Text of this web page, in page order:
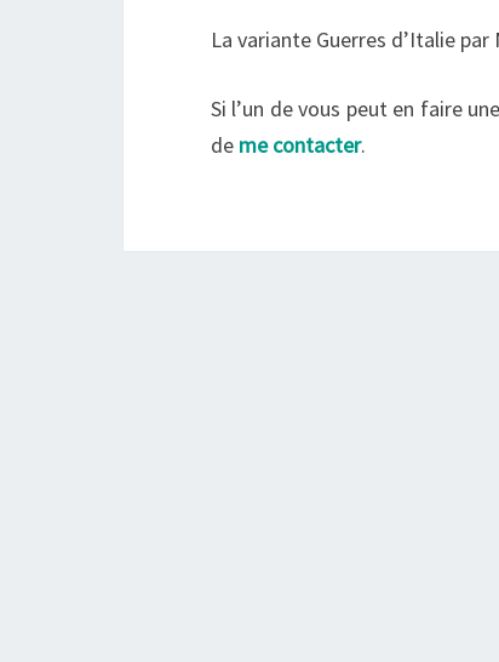
La variante Guerres d’Italie
Si l’un de vous peut en faire
de me contacter.